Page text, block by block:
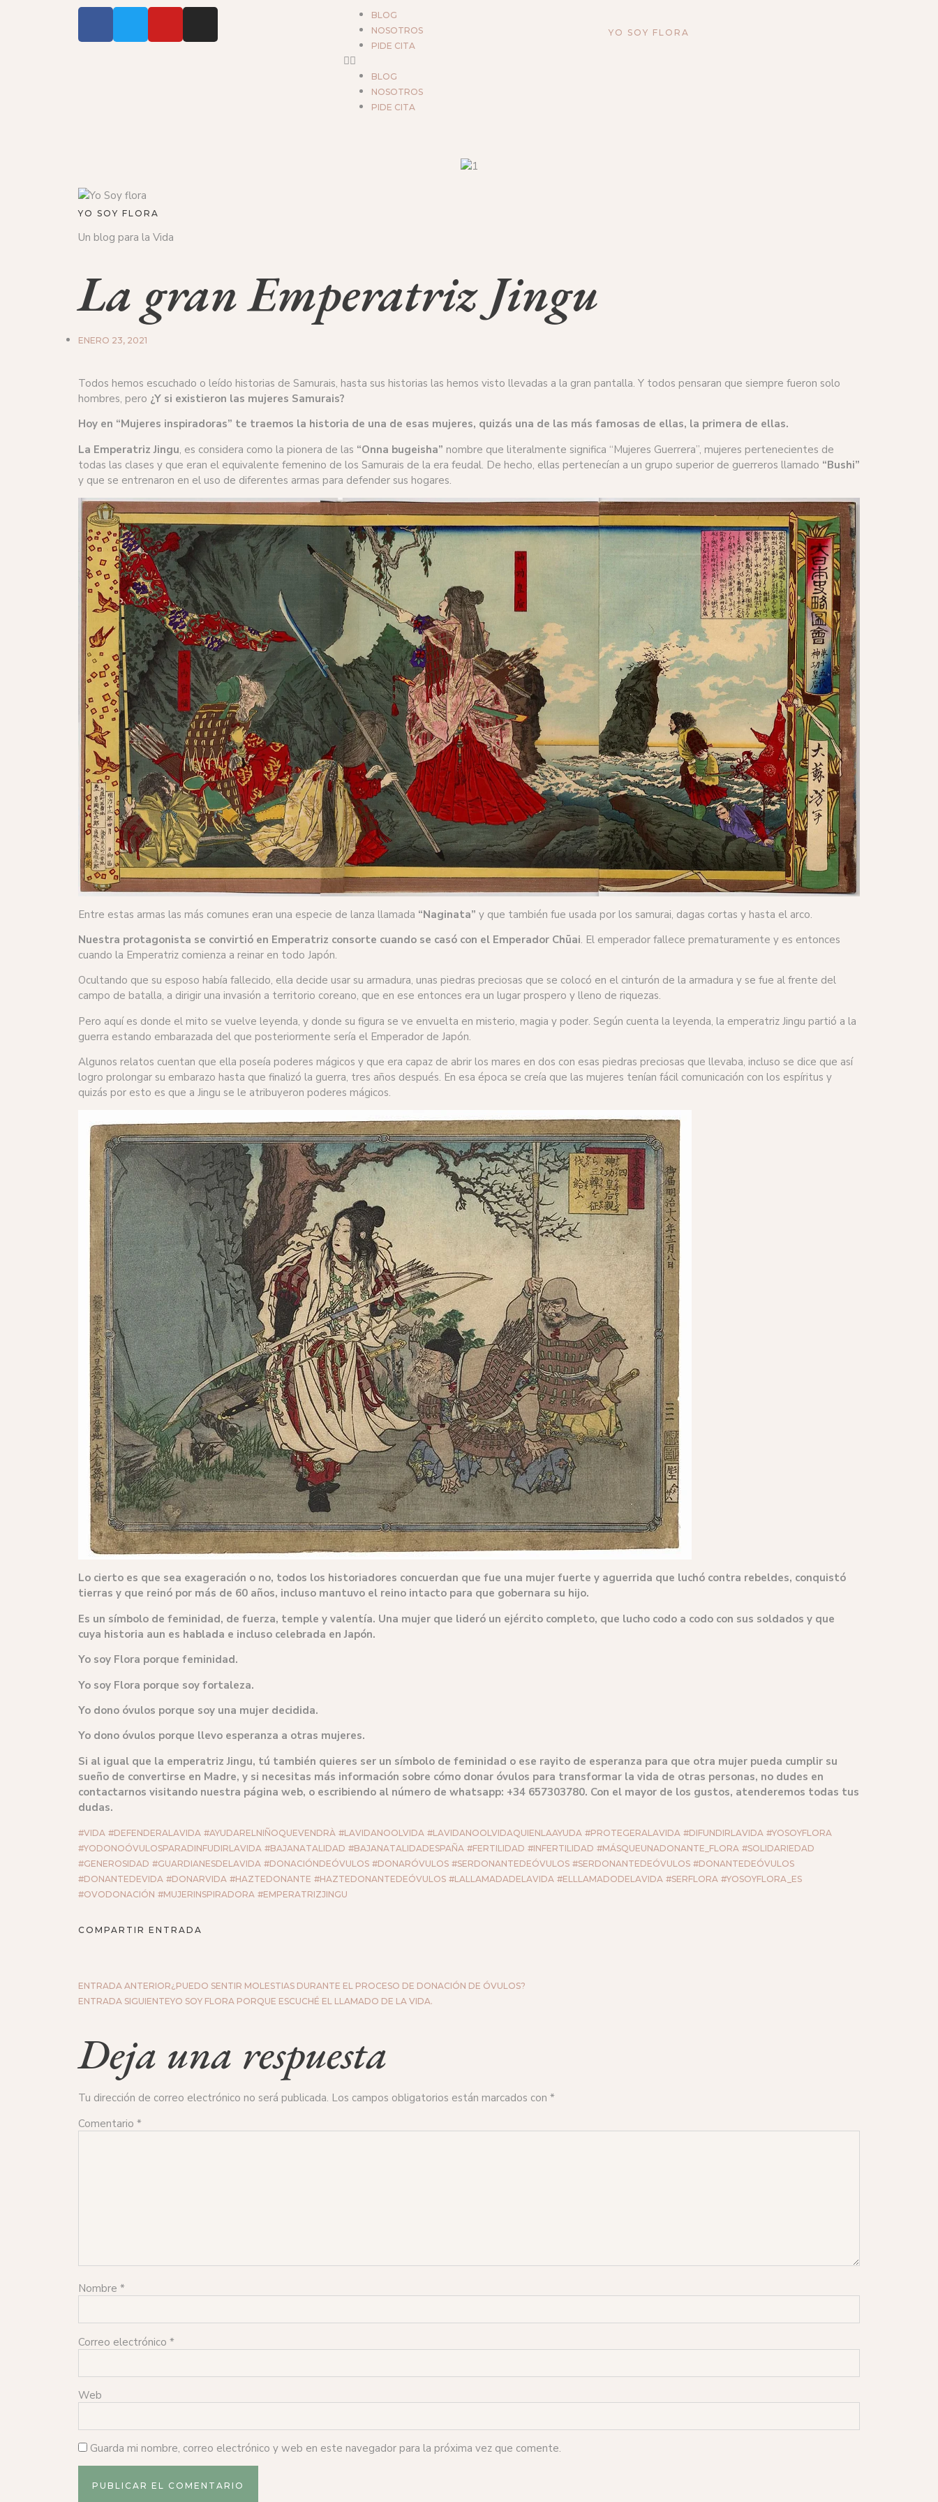
BLOG
NOSOTROS
PIDE CITA
BLOG
NOSOTROS
PIDE CITA
YO SOY FLORA
YO SOY FLORA
Un blog para la Vida
La gran Emperatriz Jingu
ENERO 23, 2021
Todos hemos escuchado o leído historias de Samurais, hasta sus historias las hemos visto llevadas a la gran pantalla. Y todos pensaran que siempre fueron solo
hombres, pero ¿Y si existieron las mujeres Samurais?
Hoy en “Mujeres inspiradoras” te traemos la historia de una de esas mujeres, quizás una de las más famosas de ellas, la primera de ellas.
La Emperatriz Jingu, es considera como la pionera de las “Onna bugeisha” nombre que literalmente significa “Mujeres Guerrera”, mujeres pertenecientes de
todas las clases y que eran el equivalente femenino de los Samurais de la era feudal. De hecho, ellas pertenecían a un grupo superior de guerreros llamado “Bushi”
y que se entrenaron en el uso de diferentes armas para defender sus hogares.
Entre estas armas las más comunes eran una especie de lanza llamada “Naginata” y que también fue usada por los samurai, dagas cortas y hasta el arco.
Nuestra protagonista se convirtió en Emperatriz consorte cuando se casó con el Emperador Chūai. El emperador fallece prematuramente y es entonces
cuando la Emperatriz comienza a reinar en todo Japón.
Ocultando que su esposo había fallecido, ella decide usar su armadura, unas piedras preciosas que se colocó en el cinturón de la armadura y se fue al frente del
campo de batalla, a dirigir una invasión a territorio coreano, que en ese entonces era un lugar prospero y lleno de riquezas.
Pero aquí es donde el mito se vuelve leyenda, y donde su figura se ve envuelta en misterio, magia y poder. Según cuenta la leyenda, la emperatriz Jingu partió a la
guerra estando embarazada del que posteriormente sería el Emperador de Japón.
Algunos relatos cuentan que ella poseía poderes mágicos y que era capaz de abrir los mares en dos con esas piedras preciosas que llevaba, incluso se dice que así
logro prolongar su embarazo hasta que finalizó la guerra, tres años después. En esa época se creía que las mujeres tenían fácil comunicación con los espíritus y
quizás por esto es que a Jingu se le atribuyeron poderes mágicos.
Lo cierto es que sea exageración o no, todos los historiadores concuerdan que fue una mujer fuerte y aguerrida que luchó contra rebeldes, conquistó
tierras y que reinó por más de 60 años, incluso mantuvo el reino intacto para que gobernara su hijo.
Es un símbolo de feminidad, de fuerza, temple y valentía. Una mujer que lideró un ejército completo, que lucho codo a codo con sus soldados y que
cuya historia aun es hablada e incluso celebrada en Japón.
Yo soy Flora porque feminidad.
Yo soy Flora porque soy fortaleza.
Yo dono óvulos porque soy una mujer decidida.
Yo dono óvulos porque llevo esperanza a otras mujeres.
Si al igual que la emperatriz Jingu, tú también quieres ser un símbolo de feminidad o ese rayito de esperanza para que otra mujer pueda cumplir su
sueño de convertirse en Madre, y si necesitas más información sobre cómo donar óvulos para transformar la vida de otras personas, no dudes en
contactarnos visitando nuestra página web, o escribiendo al número de whatsapp: +34 657303780. Con el mayor de los gustos, atenderemos todas tus
dudas.
#VIDA #DEFENDERALAVIDA #AYUDARELNIÑOQUEVENDRÀ #LAVIDANOOLVIDA #LAVIDANOOLVIDAQUIENLAAYUDA #PROTEGERALAVIDA #DIFUNDIRLAVIDA #YOSOYFLORA
#YODONOÓVULOSPARADINFUDIRLAVIDA #BAJANATALIDAD #BAJANATALIDADESPAÑA #FERTILIDAD #INFERTILIDAD #MÁSQUEUNADONANTE_FLORA #SOLIDARIEDAD
#GENEROSIDAD #GUARDIANESDELAVIDA #DONACIÓNDEÓVULOS #DONARÓVULOS #SERDONANTEDEÓVULOS #SERDONANTEDEÓVULOS #DONANTEDEÓVULOS
#DONANTEDEVIDA #DONARVIDA #HAZTEDONANTE #HAZTEDONANTEDEÓVULOS #LALLAMADADELAVIDA #ELLLAMADODELAVIDA #SERFLORA #YOSOYFLORA_ES
#OVODONACIÓN #MUJERINSPIRADORA #EMPERATRIZJINGU
COMPARTIR ENTRADA
ENTRADA ANTERIOR¿PUEDO SENTIR MOLESTIAS DURANTE EL PROCESO DE DONACIÓN DE ÓVULOS?
ENTRADA SIGUIENTEYO SOY FLORA PORQUE ESCUCHÉ EL LLAMADO DE LA VIDA.
Deja una respuesta
Tu dirección de correo electrónico no será publicada. Los campos obligatorios están marcados con *
Comentario *
Nombre *
Correo electrónico *
Web
Guarda mi nombre, correo electrónico y web en este navegador para la próxima vez que comente.